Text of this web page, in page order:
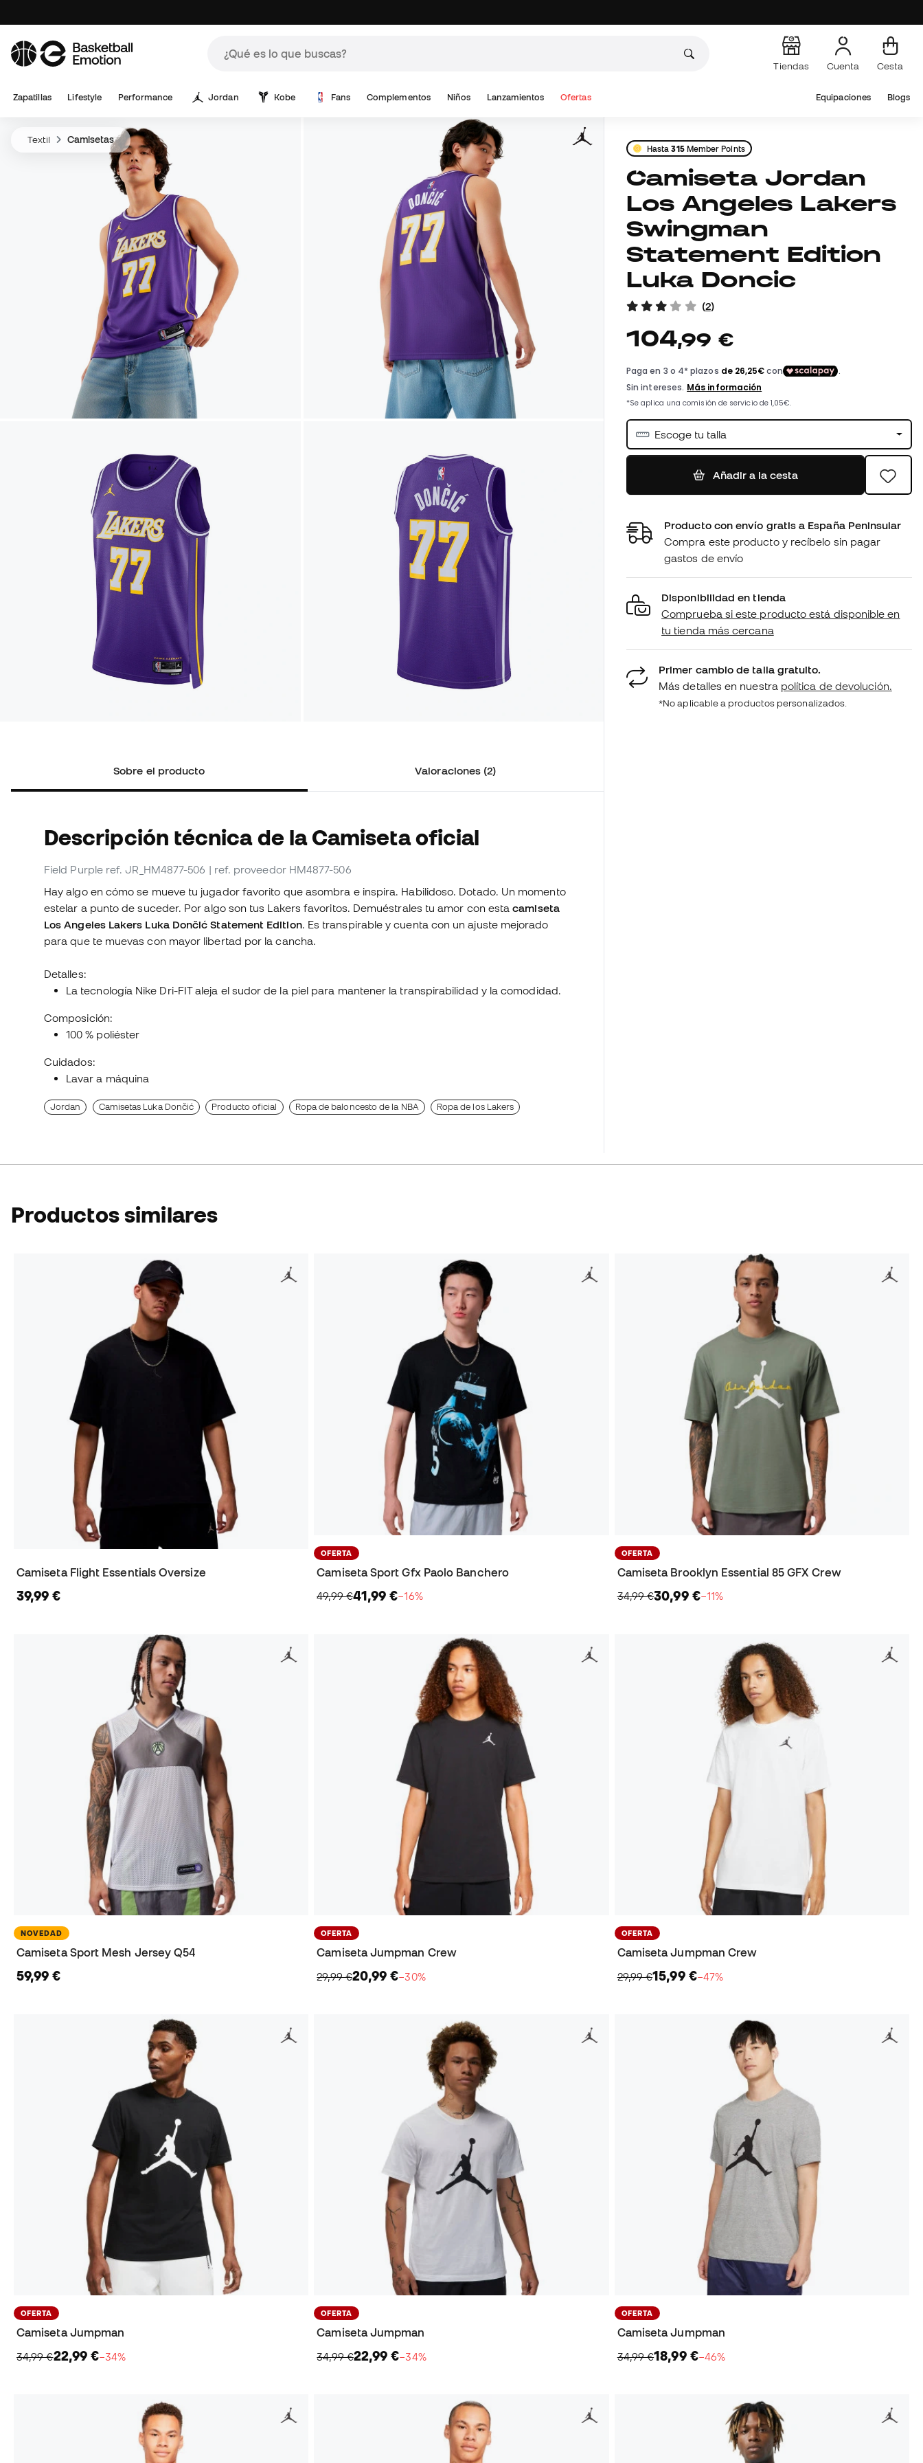
Tiendas Cuenta Cesta
Zapatillas Lifestyle Performance Jordan Kobe Fans Complementos Niños Lanzamientos Ofertas Equipaciones Blogs
Textil Camisetas
Sobre el producto Valoraciones (2)
Descripción técnica de la Camiseta oficial
Field Purple ref. JR_HM4877-506 | ref. proveedor HM4877-506
Hay algo en cómo se mueve tu jugador favorito que asombra e inspira. Habilidoso. Dotado. Un momento
estelar a punto de suceder. Por algo son tus Lakers favoritos. Demuéstrales tu amor con estacamiseta
Los Angeles Lakers Luka Dončić Statement Edition. Es transpirable y cuenta con un ajuste mejorado
para que te muevas con mayor libertad por la cancha.
Detalles:
La tecnología Nike Dri-FIT aleja el sudor de la piel para mantener la transpirabilidad y la comodidad.
Composición:
100 % poliéster
Cuidados:
Lavar a máquina
Jordan Camisetas Luka Dončić Producto oficial Ropa de baloncesto de la NBA Ropa de los Lakers
Hasta315Member Points
Camiseta Jordan
Los Angeles Lakers
Swingman
Statement Edition
Luka Doncic
(2)
104,99 €
Escoge tu talla
Añadir a la cesta
Producto con envío gratis a España Peninsular
Compra este producto y recíbelo sin pagar
gastos de envío
Disponibilidad en tienda
Comprueba si este producto está disponible en
tu tienda más cercana
Primer cambio de talla gratuito.
Más detalles en nuestra política de devolución.
*No aplicable a productos personalizados.
Productos similares
Camiseta Flight Essentials Oversize
39,99 €
OFERTA
Camiseta Sport Gfx Paolo Banchero
49,99 €41,99 €−16%
OFERTA
Camiseta Brooklyn Essential 85 GFX Crew
34,99 €30,99 €−11%
NOVEDAD
Camiseta Sport Mesh Jersey Q54
59,99 €
OFERTA
Camiseta Jumpman Crew
29,99 €20,99 €−30%
OFERTA
Camiseta Jumpman Crew
29,99 €15,99 €−47%
OFERTA
Camiseta Jumpman
34,99 €22,99 €−34%
OFERTA
Camiseta Jumpman
34,99 €22,99 €−34%
OFERTA
Camiseta Jumpman
34,99 €18,99 €−46%